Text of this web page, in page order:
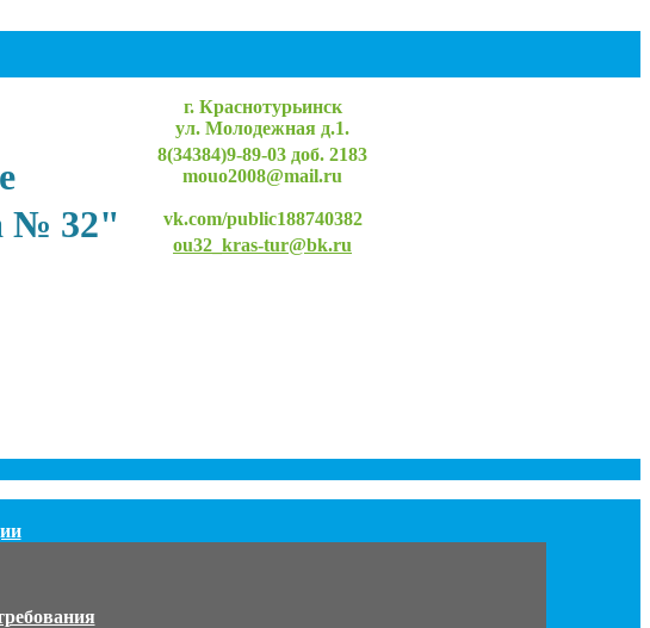
№ 32"
г. Краснотурьинск
ул. Молодежная д.1.
8(34384)9-89-03 доб. 2183
mouo2008@mail.ru
vk.com/public188740382
ou32_kras-tur@bk.ru